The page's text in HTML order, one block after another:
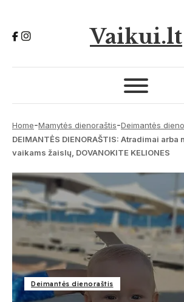
Vaikui.lt
Home-Mamytės dienoraštis-Deimantės
DEIMANTĖS DIENORAŠTIS: Atradimai
vaikams žaislų, DOVANOKITE KELIONES
Deimantės dienoraštis